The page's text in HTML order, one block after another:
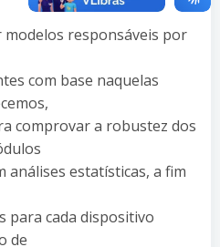
responsáveis por
com base naquelas
comprovar a robustez dos
análises estatísticas, a fim
para cada dispositivo
de